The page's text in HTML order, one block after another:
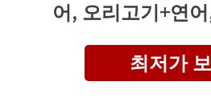
어, 오리고기+연
최저가